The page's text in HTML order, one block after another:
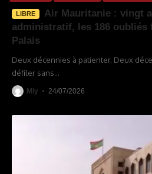
LIBRE
Air Mauritanie : vingt
administratif, les 186 oubliés
Palais
Deux décennies à patienter. Deux
défiler sans…
Mly 24/07/2026